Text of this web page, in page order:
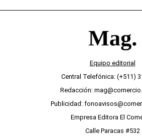
Equipo editorial
Central Telefónica: (+511)
Redacción:
Publicidad:
Empresa Editora El
Calle Paracas #532